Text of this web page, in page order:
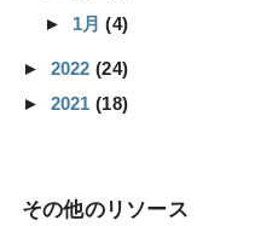
► 1月(4)
► 2022(24)
► 2021(18)
その他のリソース